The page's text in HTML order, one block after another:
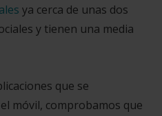
ya cerca de unas dos
y tienen una media
que se
móvil, comprobamos que